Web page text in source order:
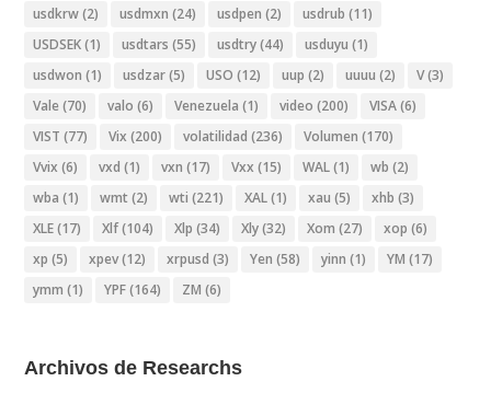
usdkrw(2) usdmxn (24) usdpen (2) usdrub (11)
USDSEK(1) usdtars (55) usdtry(44) usduyu (1)
usdwon (1) usdzar(5) USO (12) uup (2) uuuu (2) V(3)
Vale (70) valo (6) Venezuela (1) video (200) VISA(6)
VIST (77) Vix (200) volatilidad (236) Volumen (170)
Vvix (6) vxd (1) vxn (17) Vxx (15) WAL(1) wb (2)
wba (1) wmt (2) wti (221) XAL(1) xau (5) xhb (3)
XLE(17) Xlf(104) Xlp (34) Xly(32) Xom (27) xop (6)
xp (5) xpev(12) xrpusd (3) Yen (58) yinn (1) YM (17)
ymm (1) YPF(164) ZM (6)
Archivos de Researchs